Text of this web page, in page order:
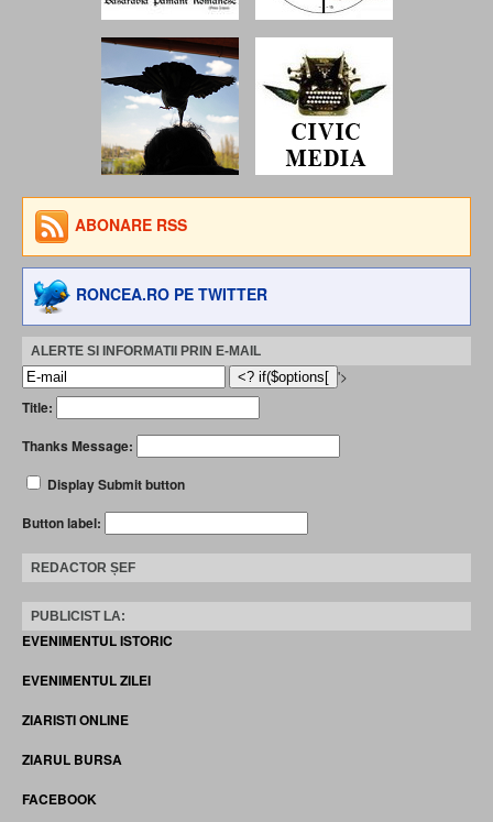
ABONARE RSS
RONCEA.RO PE TWITTER
ALERTE SI INFORMATII PRIN E-MAIL
'>
Title:
Thanks Message:
Display Submit button
Button label:
REDACTOR ȘEF
PUBLICIST LA:
EVENIMENTUL ISTORIC
EVENIMENTUL ZILEI
ZIARISTI ONLINE
ZIARUL BURSA
FACEBOOK